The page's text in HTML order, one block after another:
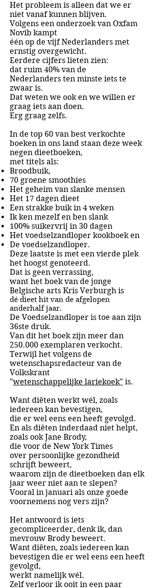
Het probleem is alleen dat we er
niet vanaf kunnen blijven.
Volgens een onderzoek van Oxfam
Novib kampt
één op de vijf Nederlanders met
ernstig overgewicht.
Eerdere cijfers lieten zien:
dat ruim 40% van de
Nederlanders ten minste iets te
zwaar is.
Dat weten we ook en we willen er
graag iets aan doen.
Erg graag zelfs.
In de top 60 van best verkochte
boeken in ons land staan deze week
negen dieetboeken,
met titels als:
Broodbuik,
70 groene smoothies
Het geheim van slanke mensen
Het 17 dagen dieet
Een strakke buik in 4 weken
Ik ken mezelf en ben slank
100% suikervrij in 30 dagen
Het voedselzandloper kookboek en
De voedselzandloper.
Deze laatste is met een vierde plek
het hoogst genoteerd.
Dat is geen verrassing,
want het boek van de jonge
Belgische arts Kris Verburgh is
dé dieet hit van de afgelopen
anderhalf jaar.
De Voedselzandloper is toe aan zijn
36ste druk.
Van dit het boek zijn meer dan
250.000 exemplaren verkocht.
Terwijl het volgens de
wetenschapsredacteur van de
Volkskrant
"wetenschappelijke lariekoek" is.
Want diëten werkt wél, zoals
iedereen kan bevestigen,
die er wel eens een heeft gevolgd.
En als diëten inderdaad niet helpt,
zoals ook Jane Brody,
die voor de New York Times
over persoonlijke gezondheid
schrijft beweert,
waarom zijn de dieetboeken dan elk
jaar weer niet aan te slepen?
Vooral in januari als onze goede
voornemens nog vers zijn?
Het antwoord is iets
gecompliceerder, denk ik, dan
mevrouw Brody beweert.
Want diëten, zoals iedereen kan
bevestigen die er wel eens een heeft
gevolgd,
werkt namelijk wél.
Zelf verloor ik ooit in een paar